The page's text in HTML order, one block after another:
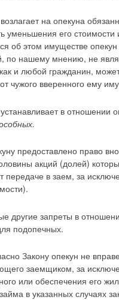
на опекуна
уменьшения его
об этом имуществе
по нашему мнению, не
и любой гражданин,
чужого вверенного ему
в отношении
предоставлено право
акций (долей)
передаче в заем, за
другие запреты в
подопечных.
Закону опекун не
заемщиком, за
или обеспечения его
в указанных случаях